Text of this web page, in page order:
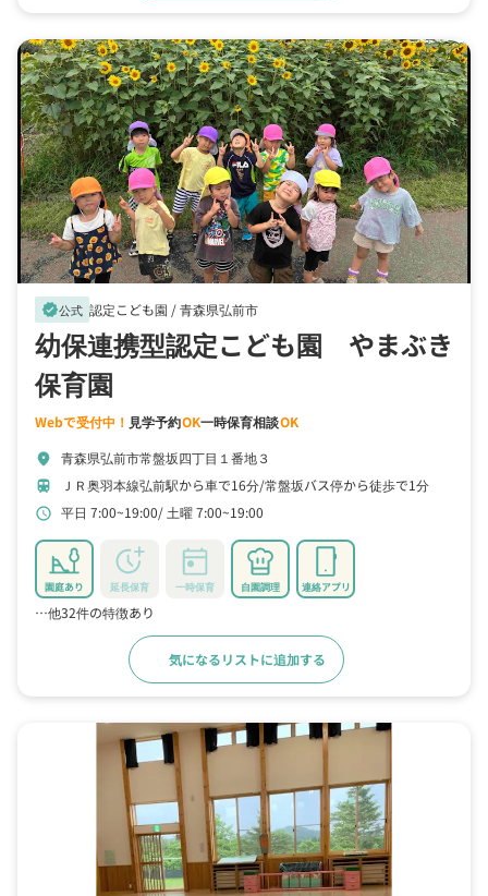
verified公式 認定こども園 /青森県弘前市
幼保連携型認定こども園 やまぶき
保育園
Webで受付中！ 見学予約OK一時保育相談OK
location_on 青森県弘前市常盤坂四丁目１番地３
train ＪＲ奥羽本線弘前駅から車で16分 常盤坂バス停から徒歩で1分
schedule 平日 7:00~19:00 土曜 7:00~19:00
園庭あり 延長保育 一時保育 自園調理 連絡アプリ
…他32件の特徴あり
気になるリストに追加する